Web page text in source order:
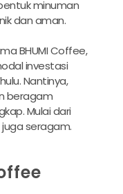
minuman
dan aman.
BHUMI Coffee,
investasi
Nantinya,
beragam
Mulai dari
seragam.